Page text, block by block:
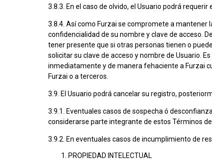
3.8.3. En el caso de olvido, el Usuario podrá
3.8.4. Así como Furzai se compromete a mantener
confidencialidad de su nombre y clave de acceso.
tener presente que si otras personas tienen o
solicitar su clave de acceso y nombre de Usuario.
inmediatamente y de manera fehaciente a Furzai
Furzai o a terceros.
3.9. El Usuario podrá cancelar su registro,
3.9.1. Eventuales casos de sospecha ó
considerarse parte integrante de estos Términos de
3.9.2. En eventuales casos de incumplimiento de
PROPIEDAD INTELECTUAL